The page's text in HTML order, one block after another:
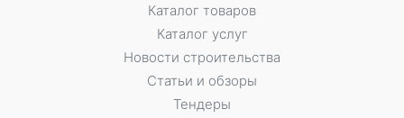
Каталог товаров
Каталог услуг
Новости строительства
Статьи и обзоры
Тендеры